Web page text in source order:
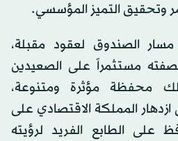
وتحقيق التميز المؤسسي.
مسار الصندوق لعقود مقبلة،
مستثمراً على الصعيدين
محفظة مؤثرة ومتنوعة،
المملكة الاقتصادي على
على الطابع الفريد لرؤيته